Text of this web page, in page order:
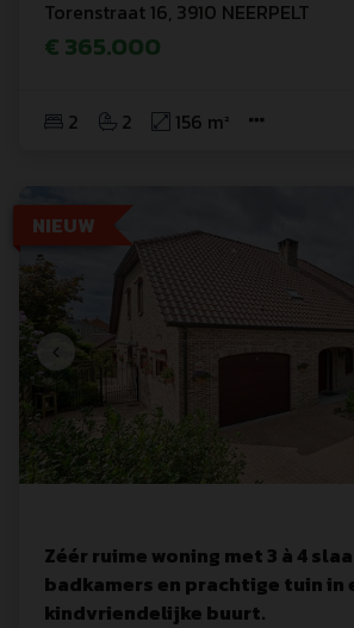
Torenstraat 16, 3910 NEERPELT
€ 365.000
2 2 156 m²
NIEUW
Zéér ruime woning met 3 à 4
badkamers en prachtige tuin in
kindvriendelijke buurt.